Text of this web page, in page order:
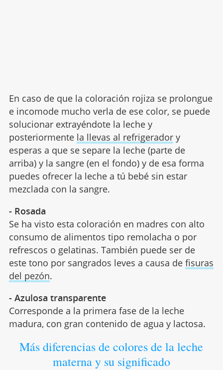
En caso de que la coloración rojiza se prolongue
e incomode mucho verla de ese color, se puede
solucionar extrayéndote la leche y
posteriormente la llevas al refrigeradory
esperas a que se separe la leche (parte de
arriba) y la sangre (en el fondo) y de esa forma
puedes ofrecer la leche a tú bebé sin estar
mezclada con la sangre.
- Rosada
Se ha visto esta coloración en madres con alto
consumo de alimentos tipo remolacha o por
refrescos o gelatinas. También puede ser de
este tono por sangrados leves a causa de fisuras
del pezón.
- Azulosa transparente
Corresponde a la primera fase de la leche
madura, con gran contenido de agua y lactosa.
Más diferencias de colores de la leche
materna y su significado